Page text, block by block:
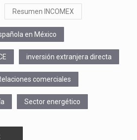
Resumen INCOMEX
en México
inversión extranjera directa
comerciales
Sector energético